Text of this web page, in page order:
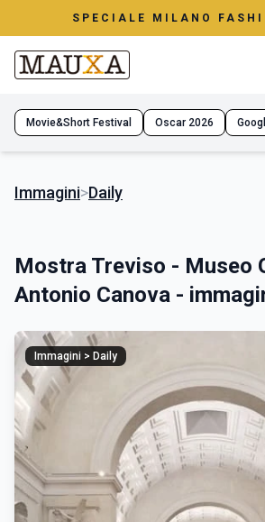
SPECIALE MILANO
Movie&Short Festival Oscar 2026
Immagini>Daily
Mostra Treviso - Museo
Antonio Canova -
Immagini > Daily